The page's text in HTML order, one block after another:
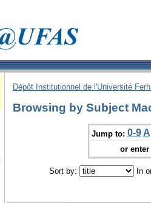
Dépôt Institutionnel de l'Université
Browsing by Subject
Jump to: 0-9 A
or
Sort by: In